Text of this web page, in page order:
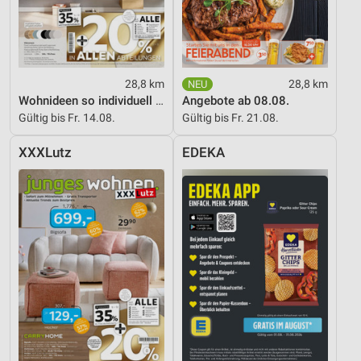
28,8 km
Wohnideen so individuell wie du!
Gültig bis Fr. 14.08.
28,8 km
Angebote ab 08.08.
Gültig bis Fr. 21.08.
XXXLutz EDEKA
Messung der Performance von Inhalten
Analyse von Zielgruppen durch Statistiken oder
Kombinationen von Daten aus verschiedenen
Quellen
Entwicklung und Verbesserung der Angebote
Inhalten
IAB-Besonderheiten:
Verwendung genauer Standortdaten
Geräte anhand von aktiv angeforderten
Informationen identifizieren
Nicht-IAB-Verarbeitungszwecke:
Notwendig
Performance